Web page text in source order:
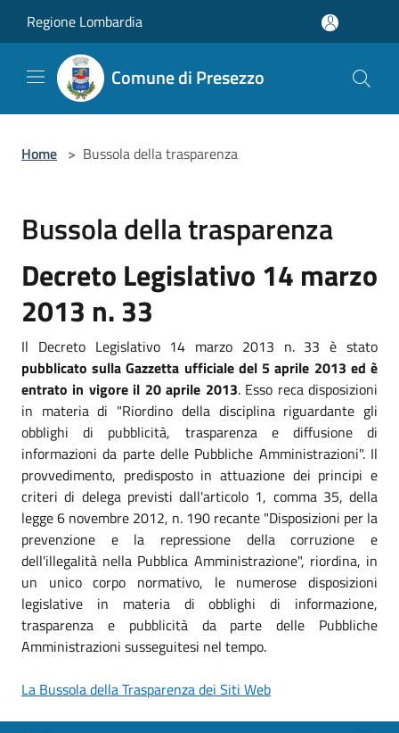
Regione Lombardia
Comune di Presezzo
Home > Bussola della trasparenza
Bussola della trasparenza
Decreto Legislativo 14 marzo
2013 n. 33
Il Decreto Legislativo 14 marzo 2013 n. 33 è stato
pubblicato sulla Gazzetta ufficiale del 5 aprile 2013 ed è
entrato in vigore il 20 aprile 2013. Esso reca disposizioni
in materia di "Riordino della disciplina riguardante gli
obblighi di pubblicità, trasparenza e diffusione di
informazioni da parte delle Pubbliche Amministrazioni". Il
provvedimento, predisposto in attuazione dei principi e
criteri di delega previsti dall'articolo 1, comma 35, della
legge 6 novembre 2012, n. 190 recante "Disposizioni per la
prevenzione e la repressione della corruzione e
dell'illegalità nella Pubblica Amministrazione", riordina, in
un unico corpo normativo, le numerose disposizioni
legislative in materia di obblighi di informazione,
trasparenza e pubblicità da parte delle Pubbliche
Amministrazioni susseguitesi nel tempo.
La Bussola della Trasparenza dei Siti Web